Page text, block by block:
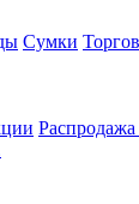
Сумки
Распродажа